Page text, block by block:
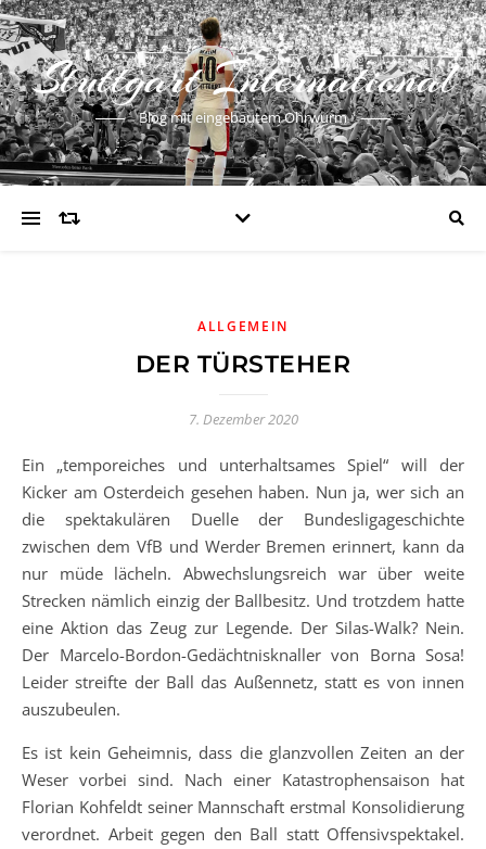
Stuttgart International
Blog mit eingebautem Ohrwurm
ALLGEMEIN
DER TÜRSTEHER
7. Dezember 2020
Ein „temporeiches und unterhaltsames Spiel“ will der
Kicker am Osterdeich gesehen haben. Nun ja, wer sich an
die spektakulären Duelle der Bundesligageschichte
zwischen dem VfB und Werder Bremen erinnert, kann da
nur müde lächeln. Abwechslungsreich war über weite
Strecken nämlich einzig der Ballbesitz. Und trotzdem hatte
eine Aktion das Zeug zur Legende. Der Silas-Walk? Nein.
Der Marcelo-Bordon-Gedächtnisknaller von Borna Sosa!
Leider streifte der Ball das Außennetz, statt es von innen
auszubeulen.
Es ist kein Geheimnis, dass die glanzvollen Zeiten an der
Weser vorbei sind. Nach einer Katastrophensaison hat
Florian Kohfeldt seiner Mannschaft erstmal Konsolidierung
verordnet. Arbeit gegen den Ball statt Offensivspektakel.